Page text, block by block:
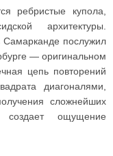
ребристые купола,
архитектуры.
послужил
— оригинальном
цепь повторений
диагоналями,
сложнейших
создает ощущение